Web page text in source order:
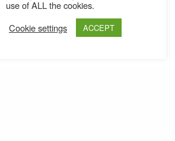
use of ALL the cookies.
Cookie settings
ACCEPT